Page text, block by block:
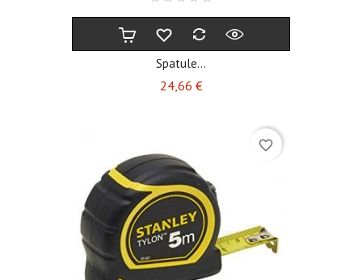
Spatule...
24,66 €Prix
favorite_border